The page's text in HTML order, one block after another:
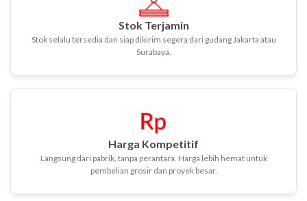
Stok Terjamin
Stok selalu tersedia dan siap dikirim segera dari gudang Jakarta atau
Surabaya.
Harga Kompetitif
Langsung dari pabrik, tanpa perantara. Harga lebih hemat untuk
pembelian grosir dan proyek besar.